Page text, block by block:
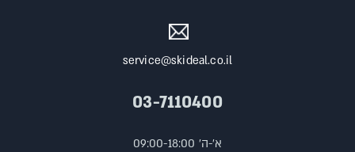
service@skideal.co.il
03-7110400
א'-ה' 09:00-18:00